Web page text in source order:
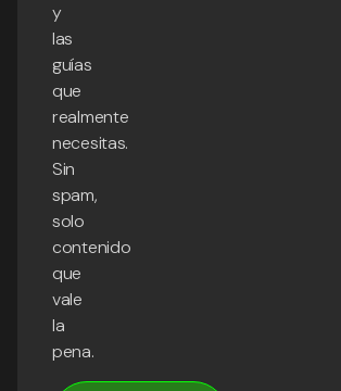
y
las
guías
que
realmente
necesitas.
Sin
spam,
solo
contenido
que
vale
la
pena.